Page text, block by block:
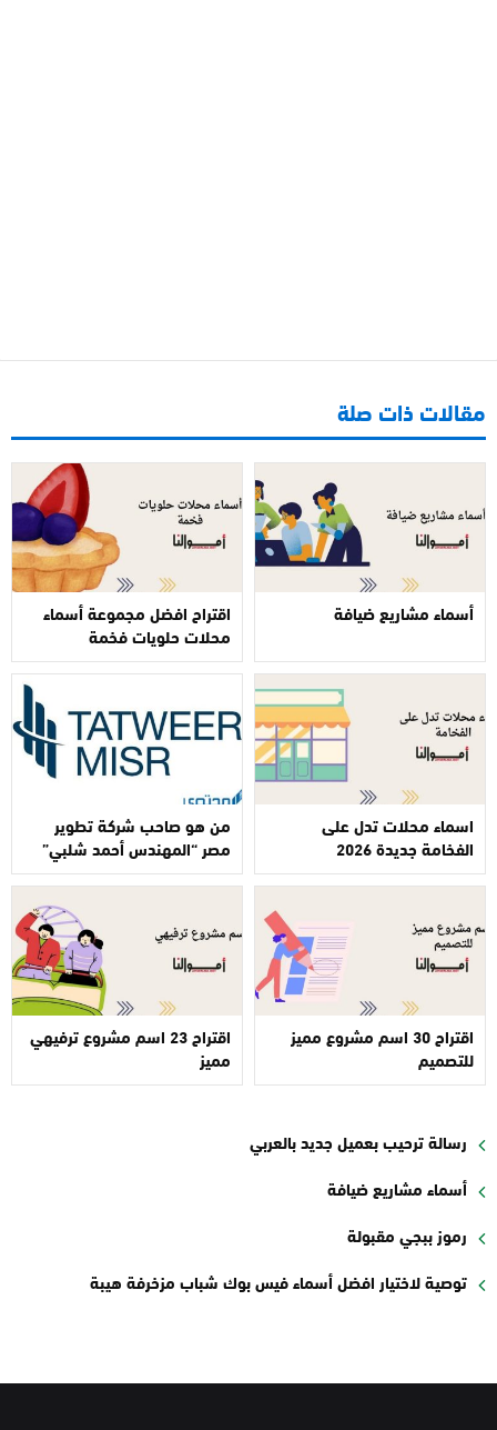
مقالات ذات صلة
أسماء مشاريع ضيافة اقتراح افضل مجموعة أسماء
محلات حلويات فخمة
اسماء محلات تدل على
الفخامة جديدة 2026
من هو صاحب شركة تطوير
مصر “المهندس أحمد شلبي”
اقتراح 30 اسم مشروع مميز
للتصميم
اقتراح 23 اسم مشروع ترفيهي
مميز
رسالة ترحيب بعميل جديد بالعربي
أسماء مشاريع ضيافة
رموز ببجي مقبولة
توصية لاختيار افضل أسماء فيس بوك شباب مزخرفة هيبة